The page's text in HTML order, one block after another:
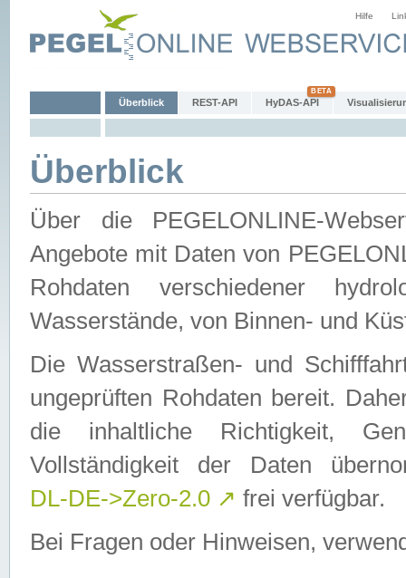
Hilfe
Überblick REST-API HyDAS-API
Überblick
Über die PEGELONLINE-
Angebote mit Daten von
Rohdaten verschiedener
Wasserstände, von Binnen- und
Die Wasserstraßen- und
ungeprüften Rohdaten bereit.
die inhaltliche Richtigkeit,
Vollständigkeit der Daten
DL-DE->Zero-2.0 ↗ frei verfügbar.
Bei Fragen oder Hinweisen,